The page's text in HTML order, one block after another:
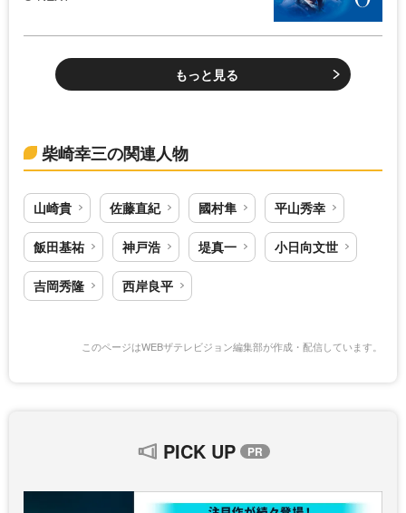
もっと見る
柴崎幸三の関連人物
山崎貴 佐藤直紀 國村隼 平山秀幸
飯田基祐 神戸浩 堤真一 小日向文世
吉岡秀隆 西岸良平
このページはWEBザテレビジョン編集部が作成・配信しています。
PICK UP